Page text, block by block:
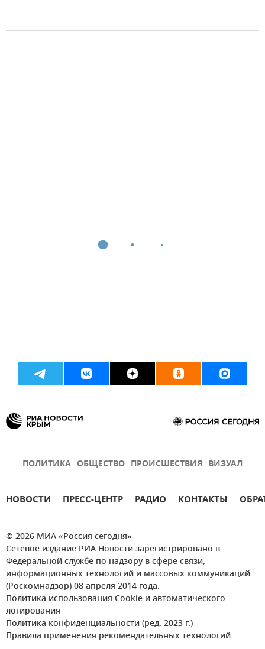
ПОЛИТИКА ОБЩЕСТВО ПРОИСШЕСТВИЯ ВИЗУАЛ
НОВОСТИ ПРЕСС-ЦЕНТР РАДИО КОНТАКТЫ
© 2026 МИА «Россия сегодня»
Сетевое издание РИА Новости зарегистрировано в
Федеральной службе по надзору в сфере связи,
информационных технологий и массовых коммуникаций
(Роскомнадзор) 08 апреля 2014 года.
Политика использования Cookie и автоматического
логирования
Политика конфиденциальности (ред. 2023 г.)
Правила применения рекомендательных технологий